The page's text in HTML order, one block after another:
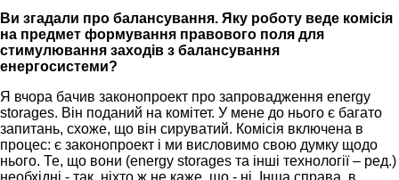
Ви згадали про балансування. Яку роботу веде комісія
на предмет формування правового поля для
стимулювання заходів з балансування
енергосистеми?
Я вчора бачив законопроект про запровадження energy
storages. Він поданий на комітет. У мене до нього є багато
запитань, схоже, що він сируватий. Комісія включена в
процес: є законопроект і ми висловимо свою думку щодо
нього. Те, що вони (energy storages та інші технології – ред.)
необхідні - так, ніхто ж не каже, що - ні. Інша справа, в